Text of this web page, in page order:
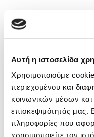
Αυτή η ιστοσελίδα
Χρησιμοποιούμε
περιεχομένου και
κοινωνικών μέσων
επισκεψιμότητάς μας.
πληροφορίες που
χρησιμοποιείτε τον
Διαβάστε επίσης:
Τhe johari
Τhe johari window_re
Τhe johari